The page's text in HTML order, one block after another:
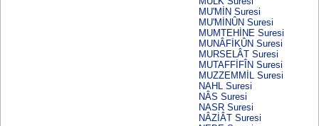
MU'MİN Suresi
MU'MİNÛN Suresi
MUMTEHİNE Suresi
MUNÂFİKÛN Suresi
MURSELÂT Suresi
MUTAFFİFÎN Suresi
MUZZEMMİL Suresi
NAHL Suresi
NÂS Suresi
NASR Suresi
NÂZİÂT Suresi